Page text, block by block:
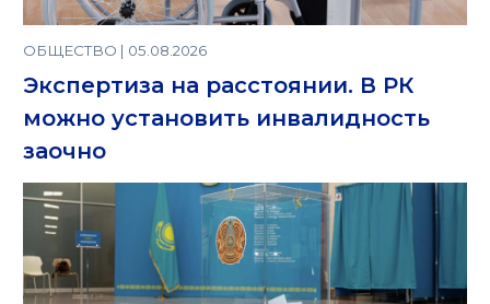
ОБЩЕСТВО | 05.08.2026
Экспертиза на расстоянии. В РК
можно установить инвалидность
заочно